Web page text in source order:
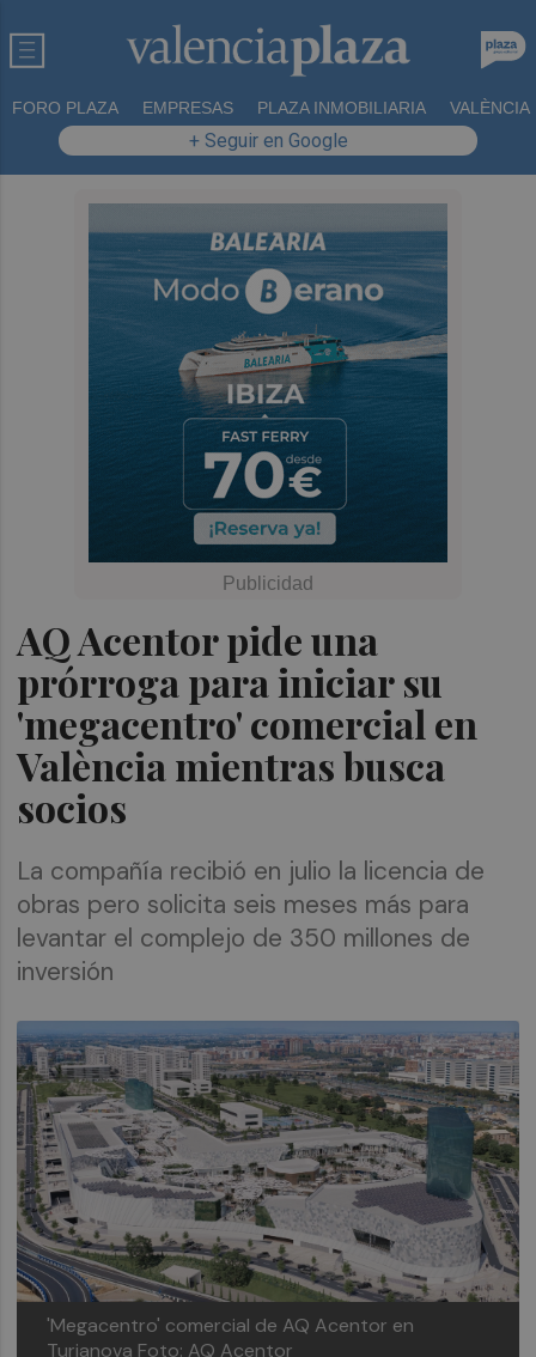
FORO PLAZA EMPRESAS PLAZA INMOBILIARIA VALÈNCIA
+ Seguir en Google
AQ Acentor pide una
prórroga para iniciar su
'megacentro' comercial en
València mientras busca
socios
La compañía recibió en julio la licencia de
obras pero solicita seis meses más para
levantar el complejo de 350 millones de
inversión
'Megacentro' comercial de AQ Acentor en
Turianova Foto: AQ Acentor